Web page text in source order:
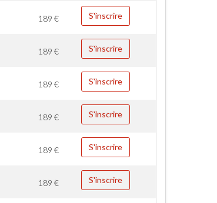
189€ S'inscrire
189€ S'inscrire
189€ S'inscrire
189€ S'inscrire
189€ S'inscrire
189€ S'inscrire